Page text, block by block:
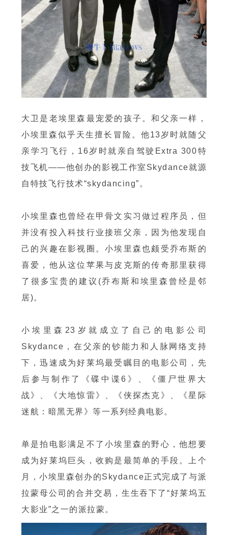
大卫是老埃里森最宠爱的孩子。和父亲一样，
小埃里森似乎天生擅长冒险。他13岁时就随父
亲学习飞行，16岁时就亲自驾驶Extra 300特
技飞机——他创办的影视工作室Skydance就源
自特技飞行技术“skydancing”。
小埃里森也曾经在甲骨文实习做过程序员，但
并没有投入科技行业接班父亲，因为他发现自
己的兴趣在影视圈。小埃里森也颇受乔布斯的
喜爱，他从这位苹果与皮克斯的传奇那里获得
了很多宝贵的建议(乔布斯和埃里森曾经是邻
居)。
小埃里森23岁就成立了自己的电影公司
Skydance，在父亲的钞能力和人脉网络支持
下，迅速成为好莱坞最受瞩目的电影公司，先
后参与制作了《碟中谍6》、《僵尸世界大
战》、《大地惊雷》、《侠探杰克》、《星际
迷航：暗黑无界》等一系列经典电影。
单是拍电影满足不了小埃里森的野心，他想要
成为好莱坞巨头，收购是最简单的手段。上个
月，小埃里森创办的Skydance正式完成了与派
拉蒙母公司的合并交易，生生吞下了“好莱坞五
大影业”之一的派拉蒙。